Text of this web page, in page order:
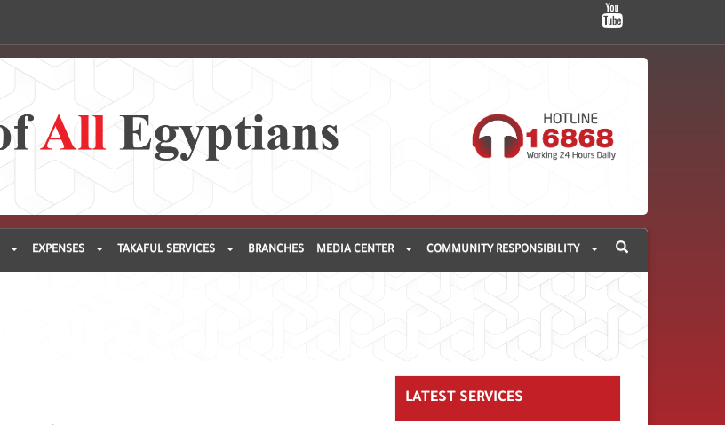
EXPENSES TAKAFUL SERVICES BRANCHES MEDIA CENTER COMMUNITY RESPONSIBILITY
LATEST SERVICES